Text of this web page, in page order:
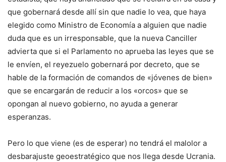
que gobernará desde allí sin que nadie lo vea, que haya
elegido como Ministro de Economía a alguien que nadie
duda que es un irresponsable, que la nueva Canciller
advierta que si el Parlamento no aprueba las leyes que se
le envíen, el reyezuelo gobernará por decreto, que se
hable de la formación de comandos de «jóvenes de bien»
que se encargarán de reducir a los «orcos» que se
opongan al nuevo gobierno, no ayuda a generar
esperanzas.
Pero lo que viene (es de esperar) no tendrá el malolor a
desbarajuste geoestratégico que nos llega desde Ucrania.